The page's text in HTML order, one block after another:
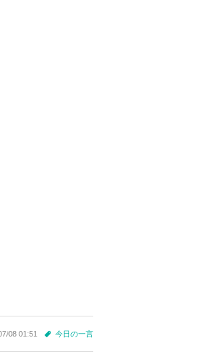
08 01:51 今日の一言